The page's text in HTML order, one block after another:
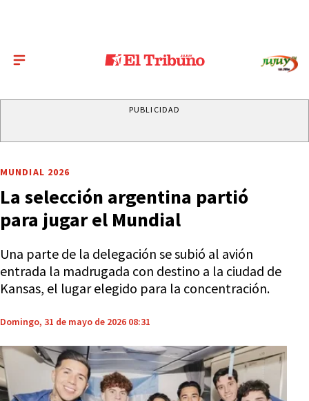
PUBLICIDAD
MUNDIAL 2026
La selección argentina partió
para jugar el Mundial
Una parte de la delegación se subió al avión
entrada la madrugada con destino a la ciudad de
Kansas, el lugar elegido para la concentración.
Domingo, 31 de mayo de 2026 08:31